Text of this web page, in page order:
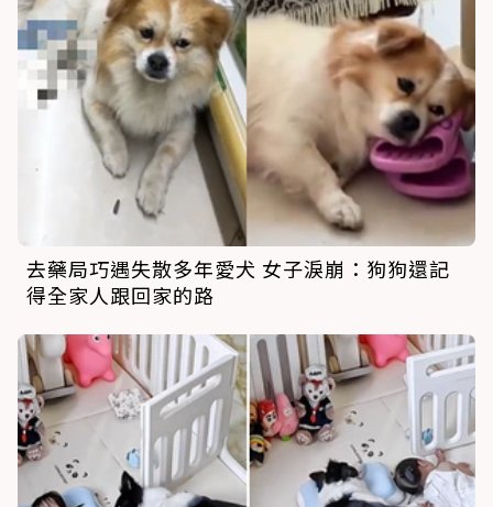
去藥局巧遇失散多年愛犬 女子淚崩：狗狗還記
得全家人跟回家的路